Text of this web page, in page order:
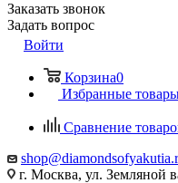
Заказать звонок
Задать вопрос
Войти
Корзина0
Избранные
Сравнение
г. Москва, ул. Земляной